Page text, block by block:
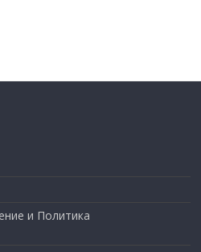
и Политика